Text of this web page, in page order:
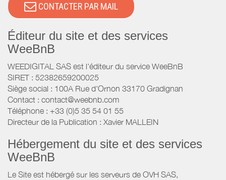
CONTACTER PAR MAIL
Éditeur du site et des services
WeeBnB
WEEDIGITAL SAS est l'éditeur du service WeeBnB
SIRET : 52382659200025
Siège social : 100A Rue d'Ornon 33170 Gradignan
Contact : contact@weebnb.com
Téléphone : +33 (0)5 35 54 01 55
Directeur de la Publication : Xavier MALLEIN
Hébergement du site et des services
WeeBnB
Le Site est hébergé sur les serveurs de OVH SAS,